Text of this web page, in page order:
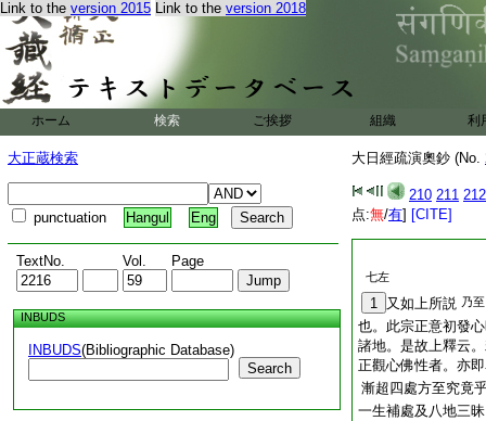
Link to the version 2015 Link to the version 2018
ホーム 検索 ご挨拶 組織 利
大正蔵検索
punctuation Hangul Eng
TextNo. Vol. Page
INBUDS
INBUDS(Bibliographic Database)
Search
大日經疏演奧鈔 (No.
210 211 212
点:無/有] [CITE]
七左
1 又如上所説 乃至
也。此宗正意初發
諸地。是故上釋云
正觀心佛性者。亦
漸超四處方至究竟
一生補處及八地三